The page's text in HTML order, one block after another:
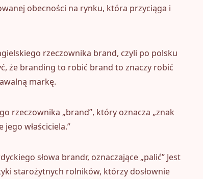
obecności na rynku, która przyciąga i
rzeczownika brand, czyli po polsku
że branding to robić brand to znaczy robić
markę.
rzeczownika „brand”, który oznacza „znak
właściciela.”
słowa brandr, oznaczające „palić” Jest
starożytnych rolników, którzy dosłownie